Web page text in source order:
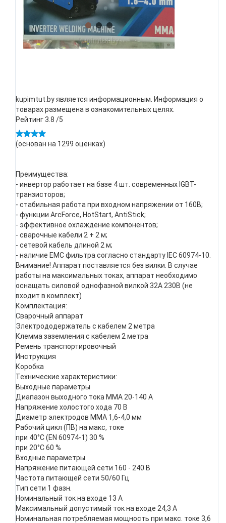
kupimtut.by является информационным. Информация о
товарах размещена в ознакомительных целях.
Рейтинг3.8 /5
(основан на 1299 оценках)
Преимущества:
- инвертор работает на базе 4 шт. современных IGBT-
транзисторов;
- стабильная работа при входном напряжении от 160В;
- функции ArcForce, HotStart, AntiStick;
- эффективное охлаждение компонентов;
- сварочные кабели 2 + 2 м;
- сетевой кабель длиной 2 м;
- наличие ЕМС фильтра согласно стандарту IEC 60974-10.
Внимание! Аппарат поставляется без вилки. В случае
работы на максимальных токах, аппарат необходимо
оснащать силовой однофазной вилкой 32А 230В (не
входит в комплект)
Комплектация:
Сварочный аппарат
Электрододержатель с кабелем 2 метра
Клемма заземления с кабелем 2 метра
Ремень транспортировочный
Инструкция
Коробка
Технические характеристики:
Выходные параметры
Диапазон выходного тока MMA 20-140 А
Напряжение холостого хода 70 В
Диаметр электродов MMA 1,6-4,0 мм
Рабочий цикл (ПВ) на макс, токе
при 40°С (EN 60974-1) 30 %
при 20°С 60 %
Входные параметры
Напряжение питающей сети 160 - 240 В
Частота питающей сети 50/60 Гц
Тип сети 1 фазн.
Номинальный ток на входе 13 А
Максимальный допустимый ток на входе 24,3 А
Номинальная потребляемая мощность при макс. токе 3,6